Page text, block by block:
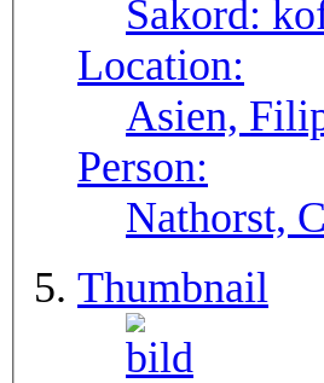
Sakord:
Location:
Asien,
Person:
Nathorst,
Thumbnail